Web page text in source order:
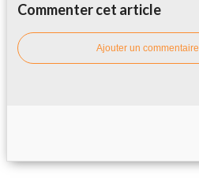
Commenter cet article
Ajouter un commentaire